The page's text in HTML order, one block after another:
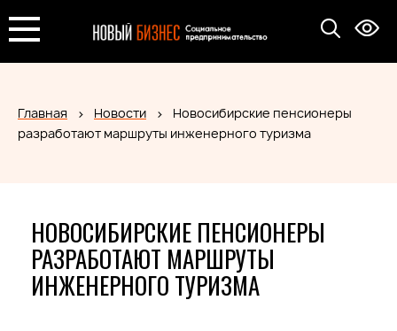
Главная Новости
Новосибирские пенсионеры
разработают маршруты инженерного туризма
НОВОСИБИРСКИЕ ПЕНСИОНЕРЫ
РАЗРАБОТАЮТ МАРШРУТЫ
ИНЖЕНЕРНОГО ТУРИЗМА